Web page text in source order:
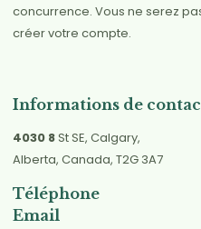
concurrence. Vous ne serez
créer votre compte.
Informations de
4030 8St SE, Calgary,
Alberta, Canada, T2G 3A7
Téléphone
Email